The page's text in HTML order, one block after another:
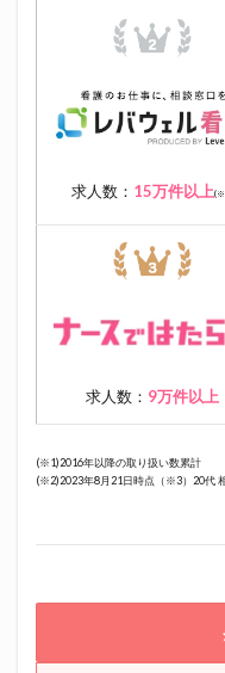
求人数： 15万件以上
求人数： 9万件以上
(※1)2016年以降の取り扱い数累計
(※2)2023年8月21日時点（※3）20代